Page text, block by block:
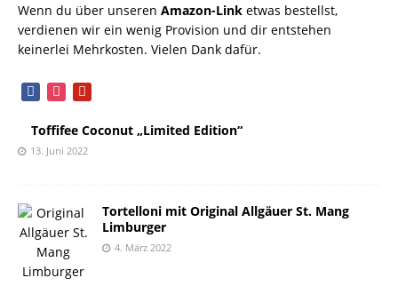
Wenn du über unseren Amazon-Link etwas bestellst,
verdienen wir ein wenig Provision und dir entstehen
keinerlei Mehrkosten. Vielen Dank dafür.
facebookinstagram
pinterest
Toffifee Coconut „Limited Edition“
13. Juni 2022
Tortelloni mit Original Allgäuer St. Mang
Limburger
4. März 2022